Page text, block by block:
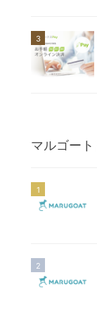
マルゴート